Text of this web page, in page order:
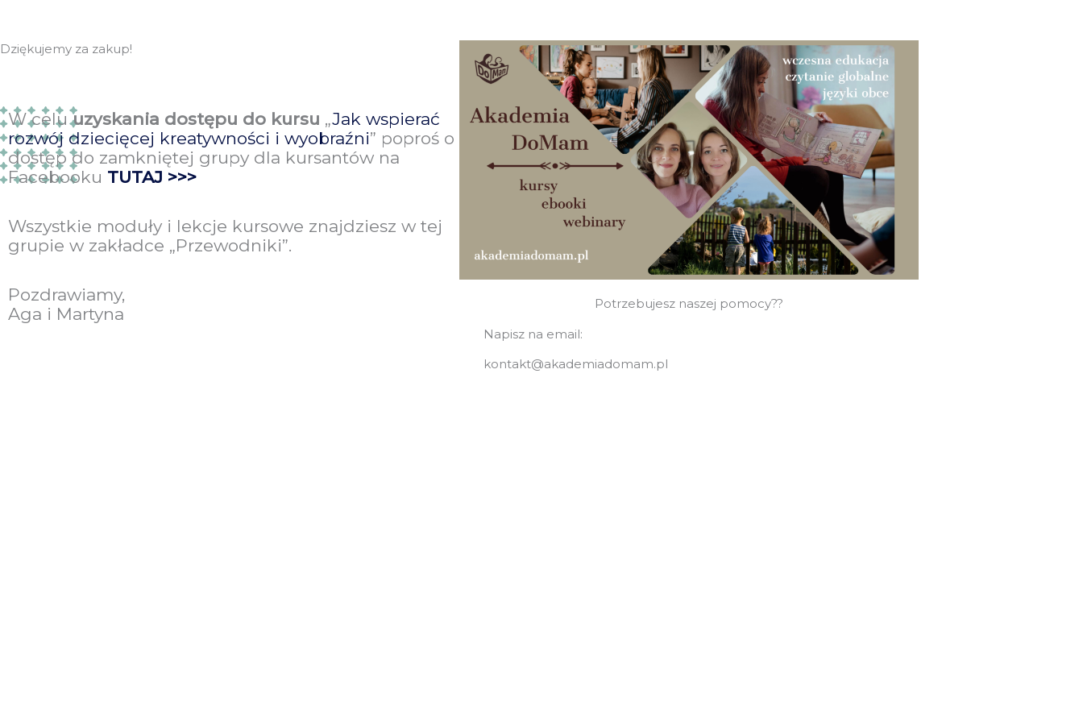
Dziękujemy za zakup!
W celuuzyskania dostępu do kursu „Jak wspierać
rozwój dziecięcej kreatywności i wyobraźni” poproś o
dostęp do zamkniętej grupy dla kursantów na
Facebooku TUTAJ >>>
Wszystkie moduły i lekcje kursowe znajdziesz w tej
grupie w zakładce „Przewodniki”.
Pozdrawiamy,
Aga i Martyna
Potrzebujesz naszej pomocy??
Napisz na email:
kontakt@akademiadomam.pl